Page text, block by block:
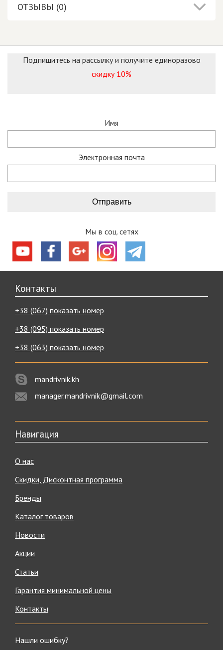
ОТЗЫВЫ (0)
Подпишитесь на рассылку и получите единоразово
скидку 10%
Имя
Электронная почта
Мы в соц. сетях
Контакты
+38 (067) показать номер
+38 (095) показать номер
+38 (063) показать номер
mandrivnik.kh
manager.mandrivnik@gmail.com
Навигация
О нас
Скидки, Дисконтная программа
Бренды
Каталог товаров
Новости
Акции
Статьи
Гарантия минимальной цены
Контакты
Нашли ошибку?